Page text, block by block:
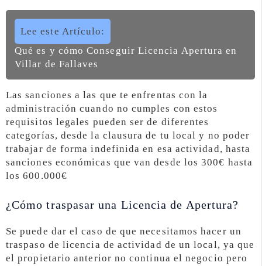
Lee este Artículo:
Qué es y cómo Conseguir Licencia Apertura en
Villar de Fallaves
Las sanciones a las que te enfrentas con la
administración cuando no cumples con estos
requisitos legales pueden ser de diferentes
categorías, desde la clausura de tu local y no poder
trabajar de forma indefinida en esa actividad, hasta
sanciones económicas que van desde los 300€ hasta
los 600.000€
¿Cómo traspasar una Licencia de Apertura?
Se puede dar el caso de que necesitamos hacer un
traspaso de licencia de actividad de un local, ya que
el propietario anterior no continua el negocio pero